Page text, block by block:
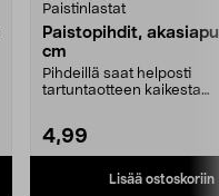
Paistinlastat
Paistopihdit,
cm
Pihdeillä saat helposti
tartuntaotteen kaikesta
4,99
Lisää ostoskoriin